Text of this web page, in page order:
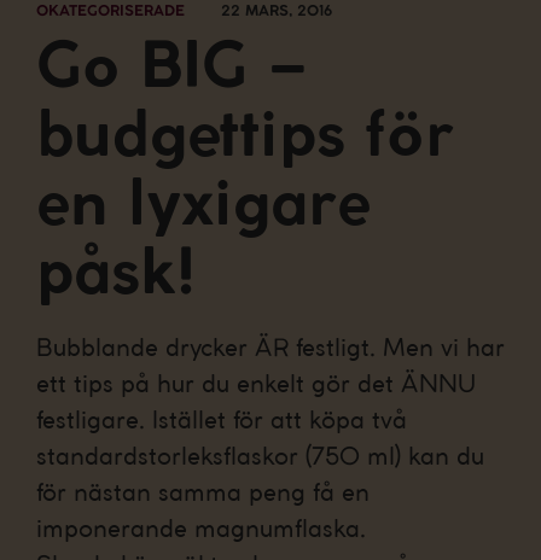
OKATEGORISERADE 22 MARS, 2016
Go BIG –
budgettips för
en lyxigare
påsk!
Bubblande drycker ÄR festligt. Men vi har
ett tips på hur du enkelt gör det ÄNNU
festligare. Istället för att köpa två
standardstorleksflaskor (750 ml) kan du
för nästan samma peng få en
imponerande magnumflaska.